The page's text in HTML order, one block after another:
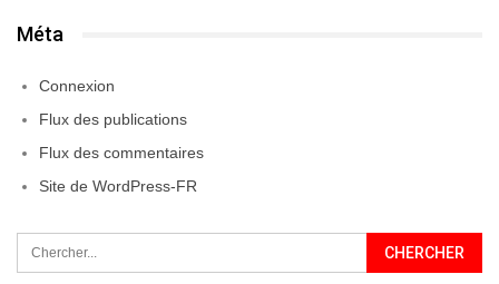
Méta
Connexion
Flux des publications
Flux des commentaires
Site de WordPress-FR